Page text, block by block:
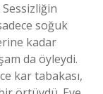
Sessizliğin
soğuk
kadar
da öyleydi.
kar tabakası,